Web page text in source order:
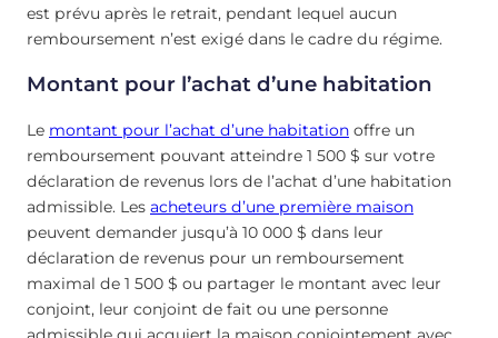
est prévu après le retrait, pendant lequel aucun
remboursement n’est exigé dans le cadre du régime.
Montant pour l’achat d’une habitation
Le montant pour l’achat d’une habitation offre un
remboursement pouvant atteindre 1 500 $ sur votre
déclaration de revenus lors de l’achat d’une habitation
admissible. Les acheteurs d’une première maison
peuvent demander jusqu’à 10 000 $ dans leur
déclaration de revenus pour un remboursement
maximal de 1 500 $ ou partager le montant avec leur
conjoint, leur conjoint de fait ou une personne